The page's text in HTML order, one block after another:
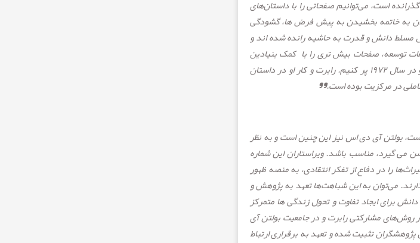
است، می‌توانیم صفحاتی را با داستان‌های
شدن به خاتمه بخشیدن به پیش فرض ها، گشودگی
مسلط دانش و قدرت به حاشیه رانده شده اند و
توسعه، صفحات بیش تری را با کمک بنیادین
در سال۱۹۷۲ پر کنیم. رابرت و کار او در داستان
در مرکزیت بوده است.”
بولتن آی دی اس نیز این چنین است و به نظر
گیرد، مناسب باشد. ویراستاران این شماره
را در دفاع از تفکر انتقادی، به منصه ظهور
. می‌توان به این شباهت‌ها تعهد به پژوهش و
برای ایجاد تفاوت و تحول زندگی ها متمرکز
مشارکتی رابرت و در جامعیت بولتن آی
تثبیت شده و تعهد به برقراری ارتباط